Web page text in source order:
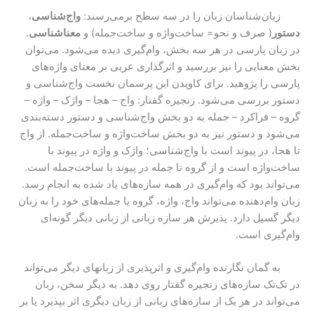
زبان‌شناسان زبان را در سه سطح برمی‌رسند: واج‌شناسی،
دستور ( صرف و نحو= ساخت‌واژه و ساخت‌جمله) و معناشناسی.
در زبان پارسی در هر سه بخش، وام‌گیری دیده می‌شود. می‌توان
بخش معنایی را نیز بررسید و اثرگذاری عربی بر معنای واژه‌های
پارسی را پژوهید. برای کاویدن این پرسمان نخست واج‌شناسی و
دستور بررسی می‌شود. زنجیره گفتار: واج – هجا – واژک – واژه –
گروه – فراکرد – جمله به دو بخش واج‌شناسی و دستور دسته‌بندی
می‌شود و دستور نیز به دو بخش ساخت‌واژه و ساخت‌جمله. از واج
تا هجا، در پیوند است با واج‌شناسی؛ واژک و واژه در پیوند با
ساخت‌واژه است و از گروه تا جمله در پیوند با ساخت‌جمله است.
می‌تواند بود که وام‌گیری در همه سازه‌های یاد شده به انجام ‌رسد.
زبان وام‌دهنده می‌تواند واج، واژه، گروه یا جمله‌های خود را به زبان
دیگر گسیل دارد. پذیرش هر سازه زبانی از زبانی دیگر گونه‌ای
وام‌گیری است.
به گمان نگارنده وام‌گیری و اثرپذیری از زبانهای دیگر می‌تواند
در تک‌تک سازه‌های زنجیره گفتار روی دهد. به دیگر سخن، زبان
می‌تواند در هر یک از سازه‌های زبانی از زبان دیگری اثر بپذیرد یا بر